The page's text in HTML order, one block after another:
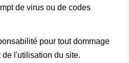
de virus ou de codes
pour tout dommage
l'utilisation du site.